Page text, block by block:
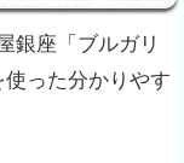
銀座「ブルガリ
った分かりやす